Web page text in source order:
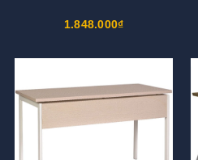
1.848.000₫